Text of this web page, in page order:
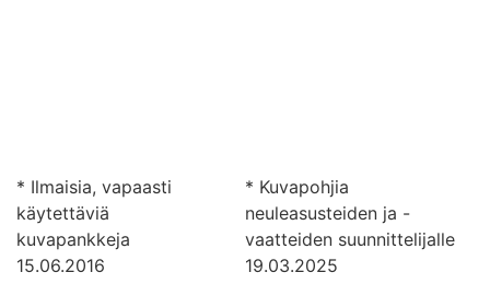
* Ilmaisia, vapaasti
käytettäviä
kuvapankkeja
15.06.2016
* Kuvapohjia
neuleasusteiden ja -
vaatteiden suunnittelijalle
19.03.2025